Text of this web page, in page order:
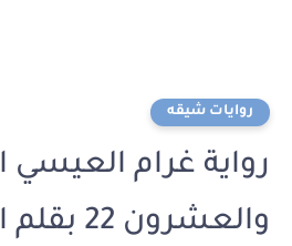
روايات شيقه
رواية غرام العيسي
والعشرون 22 بقلم اسماء السيد